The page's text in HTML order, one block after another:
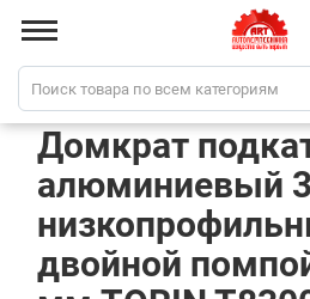
Домкрат
алюминиевый
двойной